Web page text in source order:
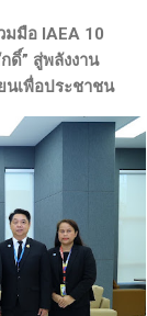
มมือ IAEA 10
ดิ์” สู่พลังงาน
นเพื่อประชาชน